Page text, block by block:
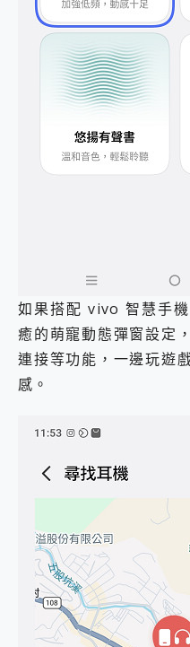
如果搭配 vivo 智慧手
癒的萌寵動態彈窗設定
連接等功能，一邊玩遊
感。